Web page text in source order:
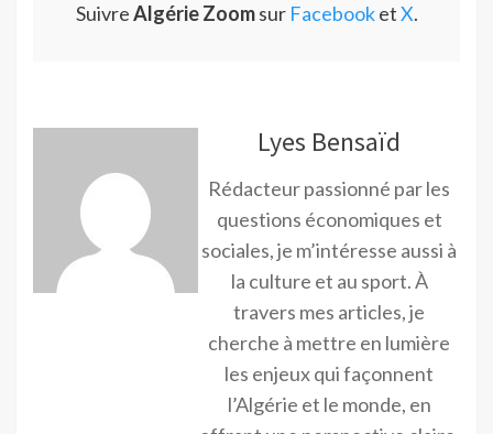
SuivreAlgérie Zoomsur FacebooketX.
Lyes Bensaïd
Rédacteur passionné par les
questions économiques et
sociales, je m’intéresse aussi à
la culture et au sport. À
travers mes articles, je
cherche à mettre en lumière
les enjeux qui façonnent
l’Algérie et le monde, en